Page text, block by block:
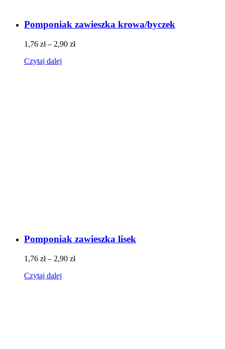
Pomponiak zawieszka krowa/byczek
1,76 zł– 2,90 zł
Czytaj dalej
Pomponiak zawieszka lisek
1,76 zł– 2,90 zł
Czytaj dalej